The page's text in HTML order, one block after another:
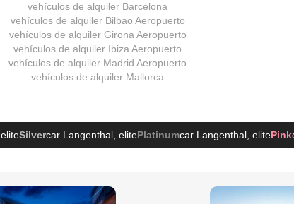
vehículos de alquiler Barcelona
vehículos de alquiler Bilbao Aeropuerto
vehículos de alquiler Girona Aeropuerto
vehículos de alquiler Ibiza Aeropuerto
vehículos de alquiler Madrid Aeropuerto
vehículos de alquiler Mallorca
eliteSilvercar Langenthal , elitePlatinumcar Langenthal , elitePink